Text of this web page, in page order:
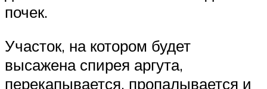
почек.
Участок, на котором будет
высажена спирея аргута,
перекапывается, пропалывается и